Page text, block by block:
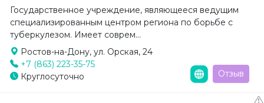
Государственное учреждение, являющееся ведущим
специализированным центром региона по борьбе с
туберкулезом. Имеет соврем...
Ростов-на-Дону, ул. Орская, 24
+7 (863) 223-35-75
Круглосуточно
Отзыв